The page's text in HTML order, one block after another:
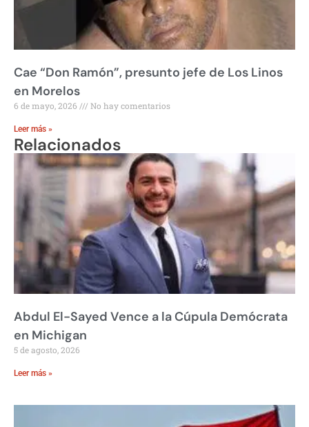
Cae “Don Ramón”, presunto jefe de Los Linos
en Morelos
6 de mayo, 2026 No hay comentarios
Leer más »
Relacionados
Abdul El-Sayed Vence a la Cúpula Demócrata
en Michigan
5 de agosto, 2026
Leer más »